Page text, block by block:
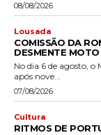
08/08/2026
Lousada
COMISSÃO DA
DESMENTE MOTO
No dia 6 de agosto,
após nove...
07/08/2026
Cultura
RITMOS DE